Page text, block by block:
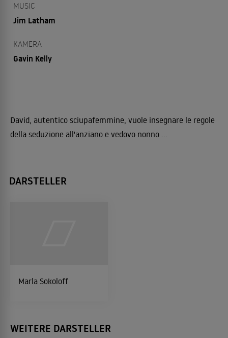
MUSIC
Jim Latham
KAMERA
Gavin Kelly
David, autentico sciupafemmine, vuole insegnare le regole
della seduzione all'anziano e vedovo nonno ...
DARSTELLER
Marla Sokoloff
WEITERE DARSTELLER